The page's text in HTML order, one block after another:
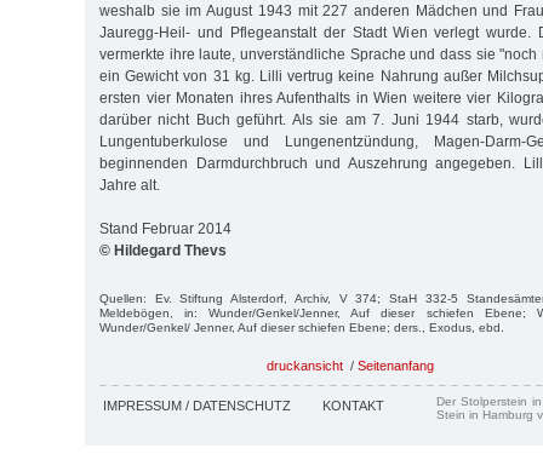
weshalb sie im August 1943 mit 227 anderen Mädchen und
Jauregg-Heil- und Pflegeanstalt der Stadt Wien verlegt wurde.
vermerkte ihre laute, unverständliche Sprache und dass sie
ein Gewicht von 31 kg. Lilli vertrug keine Nahrung außer
ersten vier Monaten ihres Aufenthalts in Wien weitere vier
darüber nicht Buch geführt. Als sie am 7. Juni 1944 starb,
Lungentuberkulose und Lungenentzündung, Magen-Darm-
beginnenden Darmdurchbruch und Auszehrung angegeben.
Jahre alt.
Stand Februar 2014
© Hildegard Thevs
Quellen: Ev. Stiftung Alsterdorf, Archiv, V 374; StaH 332-5
Meldebögen, in: Wunder/Genkel/Jenner, Auf dieser schiefen Ebene;
Wunder/Genkel/ Jenner, Auf dieser schiefen Ebene; ders., Exodus, ebd.
druckansicht / Seitenanfang
IMPRESSUM / DATENSCHUTZ KONTAKT
Der Stolperstein
Stein in Hamburg